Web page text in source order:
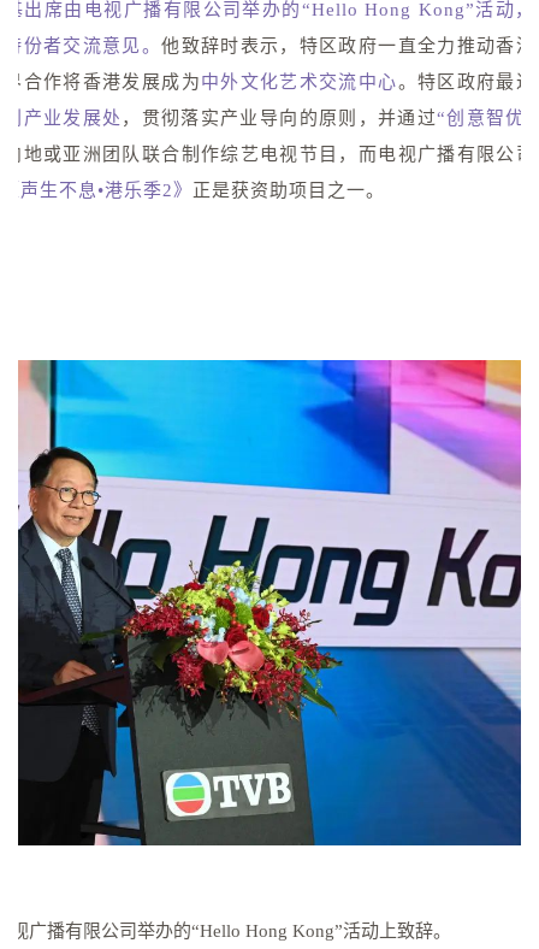
基出席由电视广播有限公司举办的“Hello Hong Kong”活动，
份者交流意见。他致辞时表示，特区政府一直全力推动香
合作将香港发展成为中外文化艺术交流中心。特区政府最近
产业发展处 ，贯彻落实产业导向的原则，并通过“创意智优
地或亚洲团队联合制作综艺电视节目，而电视广播有限公
《声生不息•港乐季2》 正是获资助项目之一。
视广播有限公司举办的“Hello Hong Kong”活动上致辞。